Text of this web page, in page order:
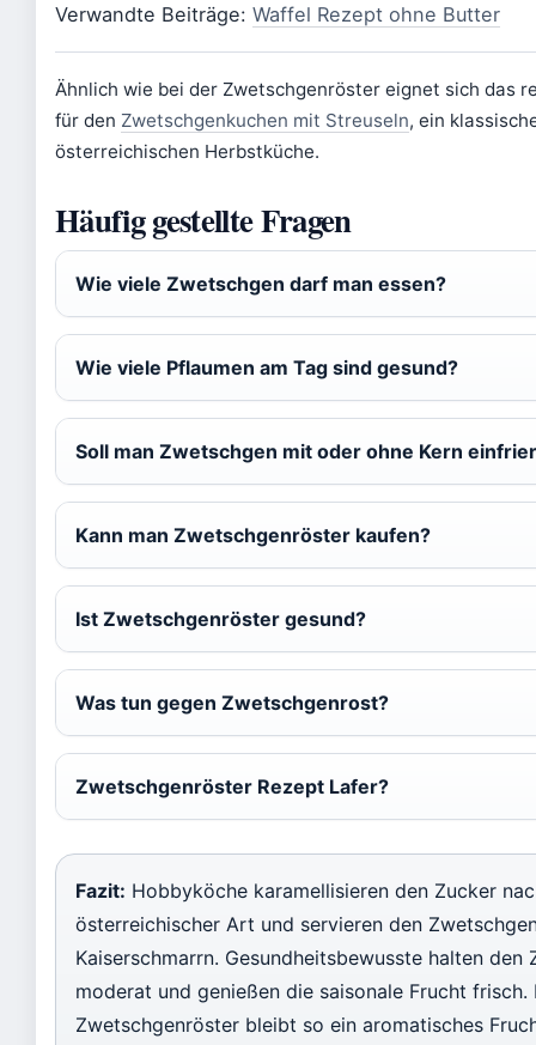
Verwandte Beiträge: Waffel Rezept ohne Butter
Ähnlich wie bei der Zwetschgenröster eignet sich das
für den Zwetschgenkuchen mit Streuseln, ein
österreichischen Herbstküche.
Häufig gestellte Fragen
Wie viele Zwetschgen darf man essen?
Wie viele Pflaumen am Tag sind gesund?
Soll man Zwetschgen mit oder ohne Kern
Kann man Zwetschgenröster kaufen?
Ist Zwetschgenröster gesund?
Was tun gegen Zwetschgenrost?
Zwetschgenröster Rezept Lafer?
Fazit: Hobbyköche karamellisieren den Zucker
österreichischer Art und servieren den
Kaiserschmarrn. Gesundheitsbewusste halten den
moderat und genießen die saisonale Frucht frisch.
Zwetschgenröster bleibt so ein aromatisches